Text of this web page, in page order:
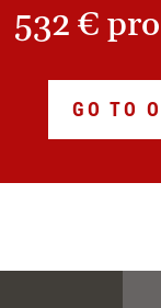
532 €
GO TO